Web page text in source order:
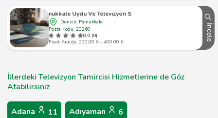
Pamukkale Uydu Ve Televizyon Servisi
Denizli, Pamukkale
Posta Kodu: 20260
0.0 (0)
Fiyat Aralığı: 200,00 ₺ - 400,00 ₺
İncele
İllerdeki Televizyon Tamircisi Hizmetlerine de Göz
Atabilirsiniz
Adana 11 Adıyaman 6